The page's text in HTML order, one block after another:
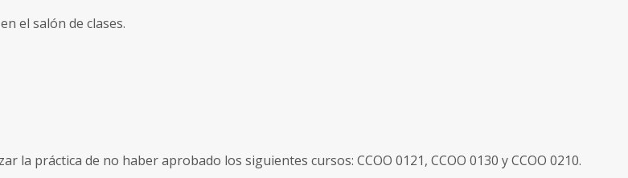
el salón de clases.
la práctica de no haber aprobado los siguientes cursos: CCOO 0121, CCOO 0130 y CCOO 0210.